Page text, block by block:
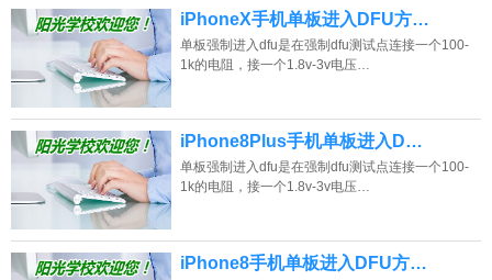
iPhoneX手机单板进入DFU方…
单板强制进入dfu是在强制dfu测试点连接一个100-
1k的电阻，接一个1.8v-3v电压…
iPhone8Plus手机单板进入D…
单板强制进入dfu是在强制dfu测试点连接一个100-
1k的电阻，接一个1.8v-3v电压…
iPhone8手机单板进入DFU方…